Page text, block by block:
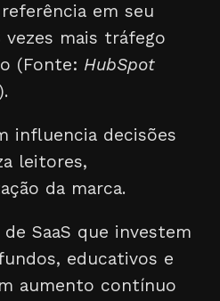
em seu
mais tráfego
(Fonte: HubSpot
influencia decisões
leitores,
da marca.
SaaS que investem
educativos e
aumento contínuo